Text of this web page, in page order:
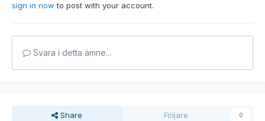
sign in now to post with your account.
Svara i detta ämne...
Share Följare 0